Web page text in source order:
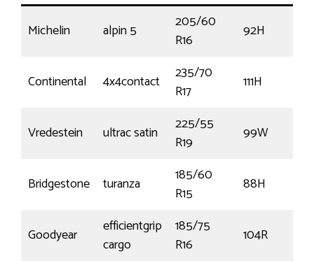
Michelin alpin 5
205/60
R16
92H
Continental 4x4contact
235/70
R17
111H
Vredestein ultrac satin
225/55
R19
99W
Bridgestone turanza
185/60
R15
88H
Goodyear
efficientgrip
cargo
185/75
R16
104R